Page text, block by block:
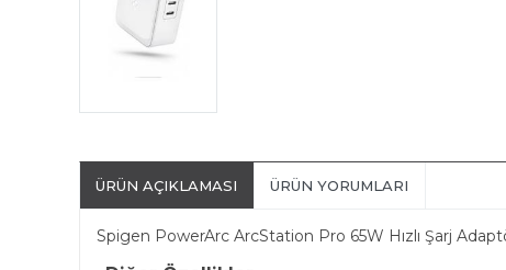
ÜRÜN AÇIKLAMASI ÜRÜN YORUMLARI
Spigen PowerArc ArcStation Pro 65W Hızlı Şarj